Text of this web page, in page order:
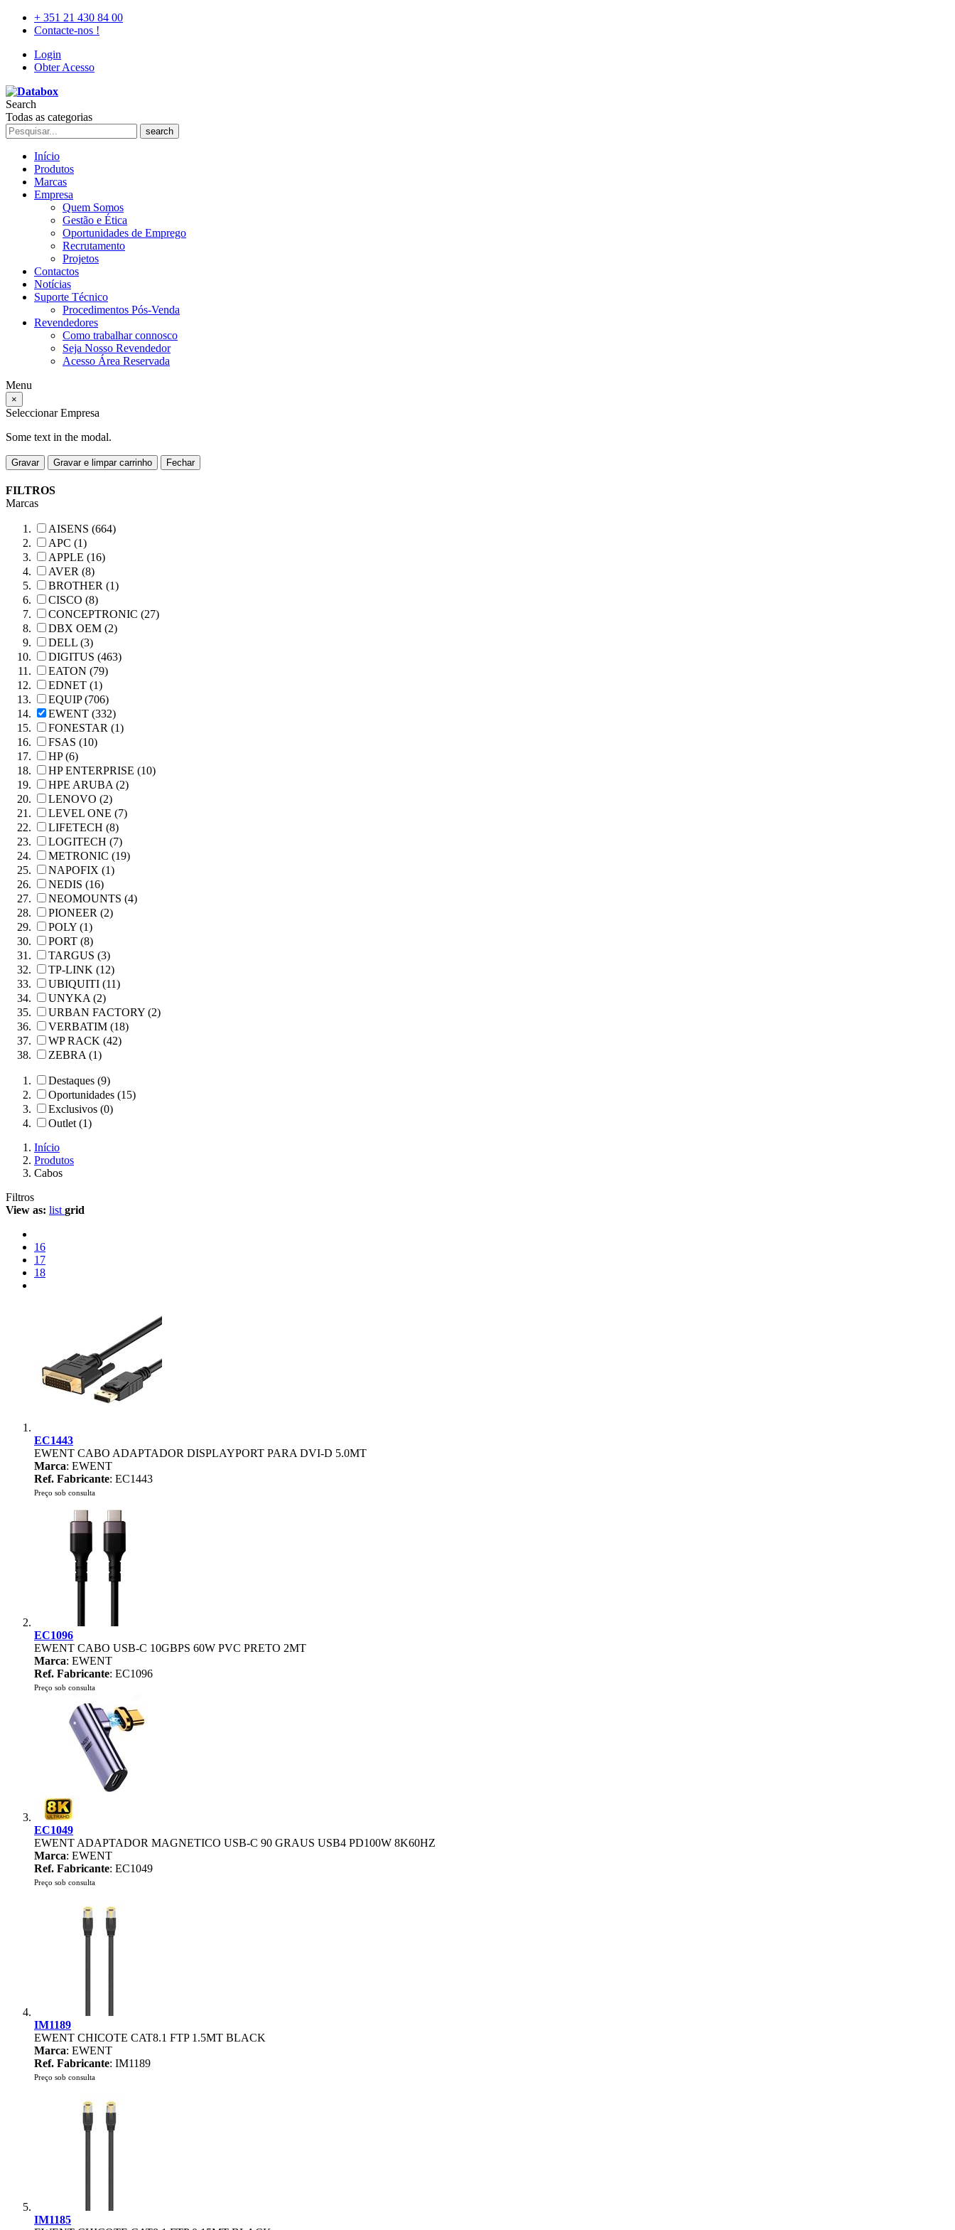
+ 351 21 430 84 00
Contacte-nos !
Login
Obter Acesso
Search
Todas as categorias
search
Início
Produtos
Marcas
Empresa
Quem Somos
Gestão e Ética
Oportunidades de Emprego
Recrutamento
Projetos
Contactos
Notícias
Suporte Técnico
Procedimentos Pós-Venda
Revendedores
Como trabalhar connosco
Seja Nosso Revendedor
Acesso Área Reservada
Menu
×
Seleccionar Empresa
Some text in the modal.
Gravar Gravar e limpar carrinho Fechar
FILTROS
Marcas
AISENS (664)
APC (1)
APPLE (16)
AVER (8)
BROTHER (1)
CISCO (8)
CONCEPTRONIC (27)
DBX OEM (2)
DELL (3)
DIGITUS (463)
EATON (79)
EDNET (1)
EQUIP (706)
EWENT (332)
FONESTAR (1)
FSAS (10)
HP (6)
HP ENTERPRISE (10)
HPE ARUBA (2)
LENOVO (2)
LEVEL ONE (7)
LIFETECH (8)
LOGITECH (7)
METRONIC (19)
NAPOFIX (1)
NEDIS (16)
NEOMOUNTS (4)
PIONEER (2)
POLY (1)
PORT (8)
TARGUS (3)
TP-LINK (12)
UBIQUITI (11)
UNYKA (2)
URBAN FACTORY (2)
VERBATIM (18)
WP RACK (42)
ZEBRA (1)
Destaques (9)
Oportunidades (15)
Exclusivos (0)
Outlet (1)
Início
Produtos
Cabos
Filtros
View as: list grid
16
17
18
EC1443
EWENT CABO ADAPTADOR DISPLAYPORT PARA DVI-D 5.0MT
Marca: EWENT
Ref. Fabricante: EC1443
Preço sob consulta
EC1096
EWENT CABO USB-C 10GBPS 60W PVC PRETO 2MT
Marca: EWENT
Ref. Fabricante: EC1096
Preço sob consulta
EC1049
EWENT ADAPTADOR MAGNETICO USB-C 90 GRAUS USB4 PD100W 8K60HZ
Marca: EWENT
Ref. Fabricante: EC1049
Preço sob consulta
IM1189
EWENT CHICOTE CAT8.1 FTP 1.5MT BLACK
Marca: EWENT
Ref. Fabricante: IM1189
Preço sob consulta
IM1185